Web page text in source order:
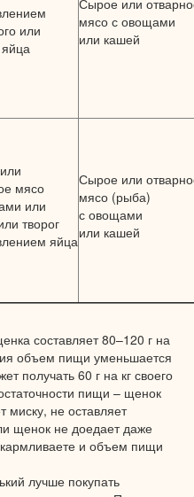
или
Сырое или
мясо с овощами
или кашей
мясо
или
творог
яйца
Сырое или
мясо (рыба)
с овощами
или кашей
составляет80–120 г на
объем пищи уменьшается
получать 60 г на кг своего
пищи – щенок
миску, не оставляет
щенок не доедаетдаже
и объем пищи
лучше покупать